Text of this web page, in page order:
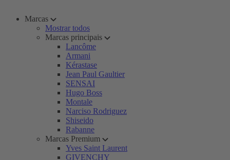
Marcas
Mostrar todos
Marcas principais
Lancôme
Armani
Kérastase
Jean Paul Gaultier
SENSAI
Hugo Boss
Montale
Narciso Rodriguez
Shiseido
Rabanne
Marcas Premium
Yves Saint Laurent
GIVENCHY